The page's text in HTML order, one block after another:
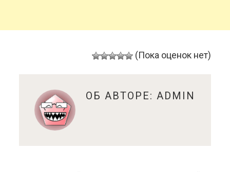
(Пока оценок нет)
ОБ АВТОРЕ: ADMIN